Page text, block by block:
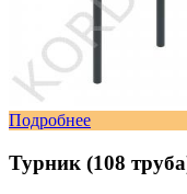
Подробнее
Турник (108